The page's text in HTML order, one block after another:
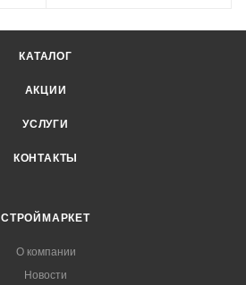
КАТАЛОГ
АКЦИИ
УСЛУГИ
КОНТАКТЫ
СТРОЙМАРКЕТ
О компании
Новости